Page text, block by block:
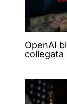
OpenAI
collegata